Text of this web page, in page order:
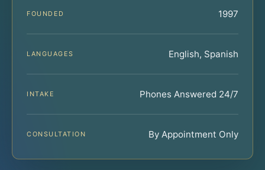
FOUNDED 1997
LANGUAGES English, Spanish
INTAKE Phones Answered 24/7
CONSULTATION By Appointment Only